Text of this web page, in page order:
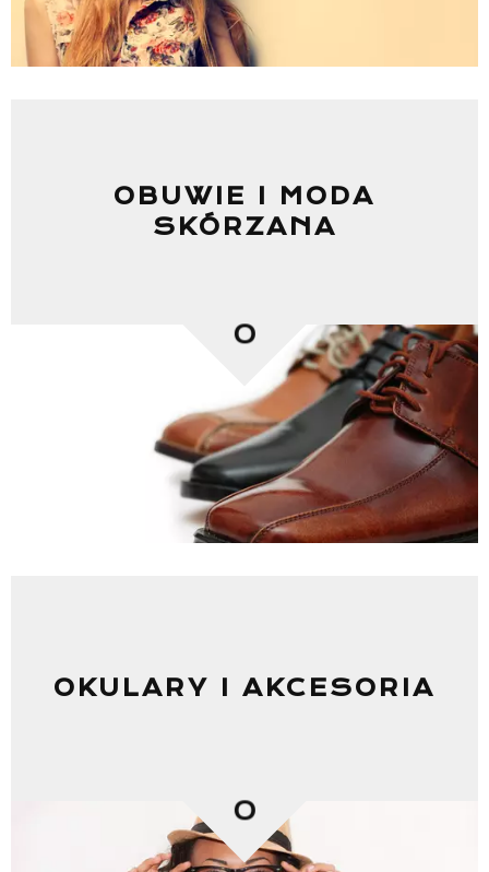
OBUWIE I MODA
SKÓRZANA
0
OKULARY I AKCESORIA
0